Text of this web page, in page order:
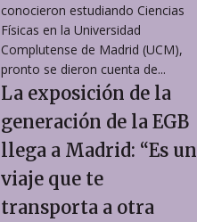
conocieron estudiando Ciencias
Físicas en la Universidad
Complutense de Madrid (UCM),
pronto se dieron cuenta de...
La exposición de la
generación de la EGB
llega a Madrid: “Es un
viaje que te
transporta a otra